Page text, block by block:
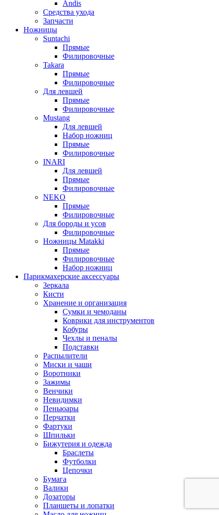
Andis
Средства ухода
Запчасти
Ножницы
Suntachi
Прямые
Филировочные
Takara
Прямые
Филировочные
Для левшей
Прямые
Филировочные
Mustang
Для левшей
Набор ножниц
Прямые
Филировочные
INARI
Для левшей
Прямые
Филировочные
NEKO
Прямые
Филировочные
Для бороды и усов
Филировочные
Ножницы Matakki
Прямые
Филировочные
Набор ножниц
Парикмахерские аксессуары
Зеркала
Кисти
Хранение и организация
Сумки и чемоданы
Коврики для инструментов
Кобуры
Чехлы и пеналы
Подставки
Распылители
Миски и чаши
Воротники
Зажимы
Венчики
Невидимки
Пеньюары
Перчатки
Фартуки
Шпильки
Бижутерия и одежда
Браслеты
Футболки
Цепочки
Бумага
Валики
Дозаторы
Планшеты и лопатки